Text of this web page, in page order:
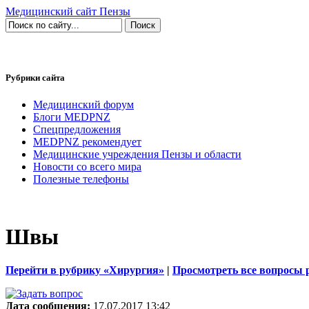
Медицинский сайт Пензы
Рубрики сайта
Медицинский форум
Блоги MEDPNZ
Спецпредложения
MEDPNZ рекомендует
Медицинские учреждения Пензы и области
Новости со всего мира
Полезные телефоны
Швы
Перейти в рубрику «Хирургия» | Просмотреть все вопросы
Дата сообщения: 17.07.2017 13:42